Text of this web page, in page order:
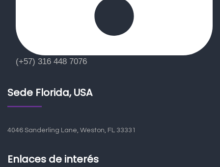
(+57) 316 448 7076
Sede Florida, USA
4046 Sanderling Lane, Weston, FL 33331
Enlaces de interés